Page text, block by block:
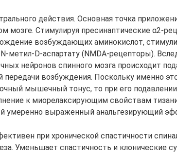
действия. Основная точка
мозге. Стимулируя пресинаптические α2-
возбуждающих аминокислот,
метил-D-аспартату (NMDA-рецепторы).
нейронов спинного мозга происходит
передачи возбуждения. Поскольку именно
мышечный тонус, то при его
к миорелаксирующим свойствам
умеренно выраженный анальгезирующий
при хронической спастичности
Уменьшает спастичность и клонические